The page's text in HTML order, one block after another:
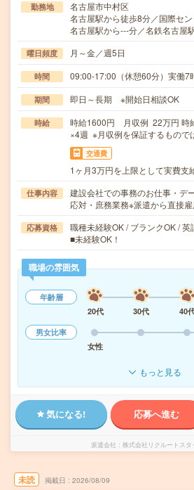
勤務地
名古屋市中村区
名古屋駅から徒歩8分／国際セ
名古屋駅から---分／名鉄名古屋
曜日頻度 月～金／週5日
時間 09:00-17:00（休憩60分）実働7
期間 即日～長期 ※開始日相談OK
時給
時給1600円 月収例 22万円 時
×4週 ※月収例を保証するもので
交通費
1ヶ月3万円を上限として実費支
仕事内容
建設会社での事務のお仕事・デ
応対・庶務業務※派遣から直接
応募資格
職種未経験OK / ブランクOK / 英
■未経験OK！
職場の雰囲気
年齢層
20代
30代 40
男女比率
女性
もっと見る
気になる! 応募へ進む
派遣会社 株式会社リクルートスタ
未読 掲載日 2026/08/09